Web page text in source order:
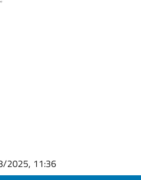
2025, 11:36